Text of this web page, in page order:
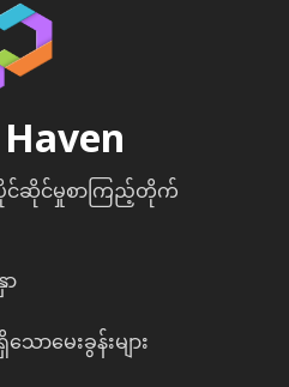
ပိုင်ဆိုင်မှုစာကြည့်တိုက်
ာ
ောမေးခွန်းများ